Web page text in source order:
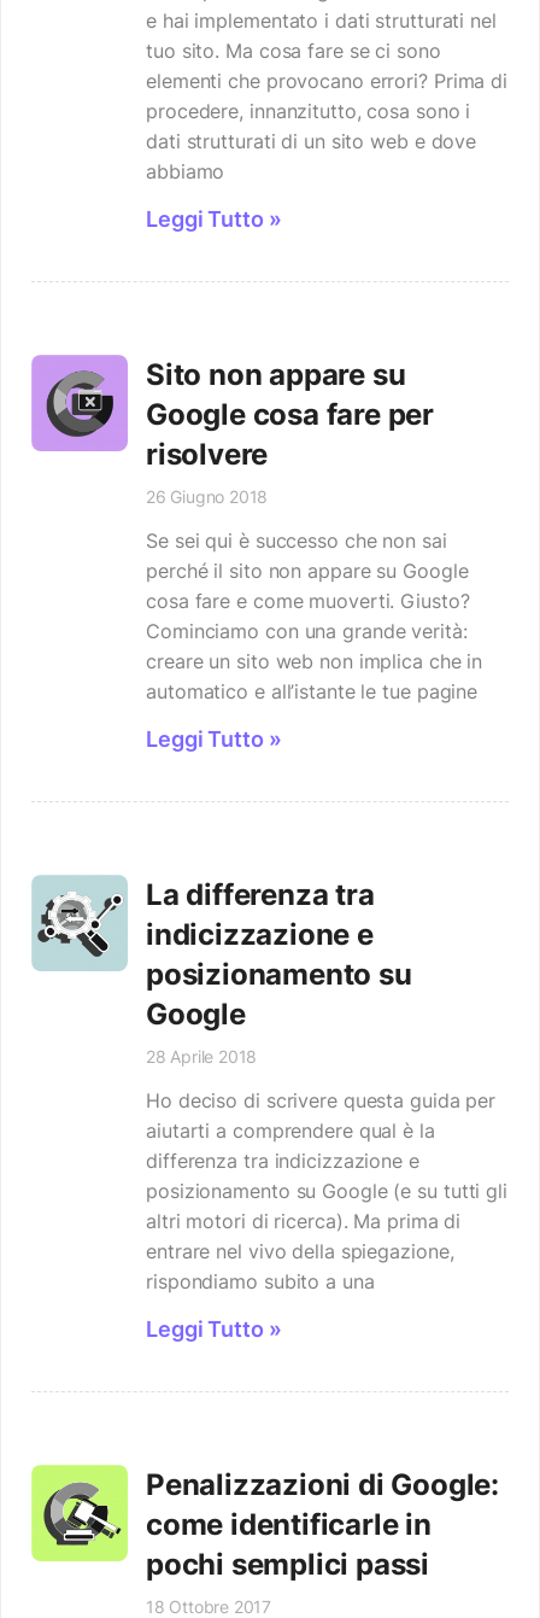
e hai implementato i dati strutturati nel
tuo sito. Ma cosa fare se ci sono
elementi che provocano errori? Prima di
procedere, innanzitutto, cosa sono i
dati strutturati di un sito web e dove
abbiamo
Leggi Tutto »
Sito non appare su
Google cosa fare per
risolvere
26 Giugno 2018
Se sei qui è successo che non sai
perché il sito non appare su Google
cosa fare e come muoverti. Giusto?
Cominciamo con una grande verità:
creare un sito web non implica che in
automatico e all’istante le tue pagine
Leggi Tutto »
La differenza tra
indicizzazione e
posizionamento su
Google
28 Aprile 2018
Ho deciso di scrivere questa guida per
aiutarti a comprendere qual è la
differenza tra indicizzazione e
posizionamento su Google (e su tutti gli
altri motori di ricerca). Ma prima di
entrare nel vivo della spiegazione,
rispondiamo subito a una
Leggi Tutto »
Penalizzazioni di Google:
come identificarle in
pochi semplici passi
18 Ottobre 2017